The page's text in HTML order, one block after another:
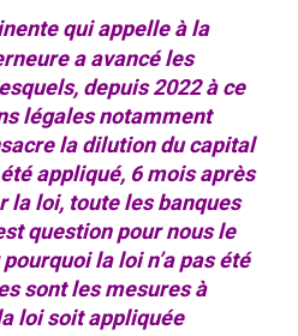
qui appelle à la
a avancé les
depuis 2022 à ce
légales notamment
la dilution du capital
appliqué, 6 mois après
loi, toute les banques
question pour nous le
la loi n’a pas été
sont les mesures à
loi soit appliquée